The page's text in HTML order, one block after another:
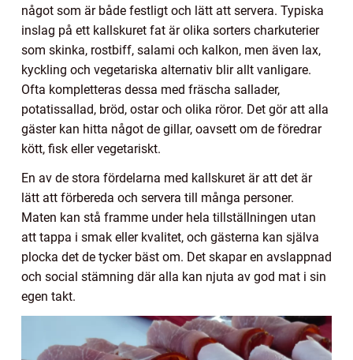
något som är både festligt och lätt att servera. Typiska
inslag på ett kallskuret fat är olika sorters charkuterier
som skinka, rostbiff, salami och kalkon, men även lax,
kyckling och vegetariska alternativ blir allt vanligare.
Ofta kompletteras dessa med fräscha sallader,
potatissallad, bröd, ostar och olika röror. Det gör att alla
gäster kan hitta något de gillar, oavsett om de föredrar
kött, fisk eller vegetariskt.
En av de stora fördelarna med kallskuret är att det är
lätt att förbereda och servera till många personer.
Maten kan stå framme under hela tillställningen utan
att tappa i smak eller kvalitet, och gästerna kan själva
plocka det de tycker bäst om. Det skapar en avslappnad
och social stämning där alla kan njuta av god mat i sin
egen takt.